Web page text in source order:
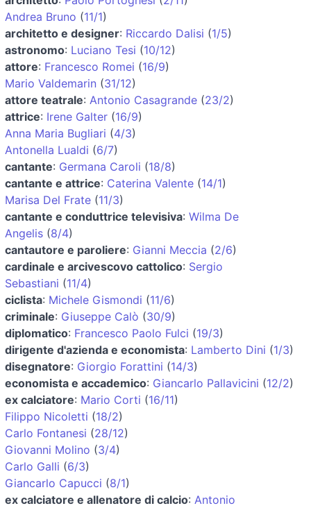
Andrea Bruno (11/1)
architetto e designer: Riccardo Dalisi (1/5)
astronomo: Luciano Tesi (10/12)
attore: Francesco Romei (16/9)
Mario Valdemarin (31/12)
attore teatrale: Antonio Casagrande (23/2)
attrice: Irene Galter (16/9)
Anna Maria Bugliari (4/3)
Antonella Lualdi (6/7)
cantante: Germana Caroli (18/8)
cantante e attrice: Caterina Valente (14/1)
Marisa Del Frate (11/3)
cantante e conduttrice televisiva: Wilma De
Angelis (8/4)
cantautore e paroliere: Gianni Meccia (2/6)
cardinale e arcivescovo cattolico: Sergio
Sebastiani (11/4)
ciclista: Michele Gismondi (11/6)
criminale: Giuseppe Calò (30/9)
diplomatico: Francesco Paolo Fulci (19/3)
dirigente d'azienda e economista: Lamberto Dini (1/3)
disegnatore: Giorgio Forattini (14/3)
economista e accademico: Giancarlo Pallavicini (12/2)
ex calciatore: Mario Corti (16/11)
Filippo Nicoletti (18/2)
Carlo Fontanesi (28/12)
Giovanni Molino (3/4)
Carlo Galli (6/3)
Giancarlo Capucci (8/1)
ex calciatore e allenatore di calcio: Antonio